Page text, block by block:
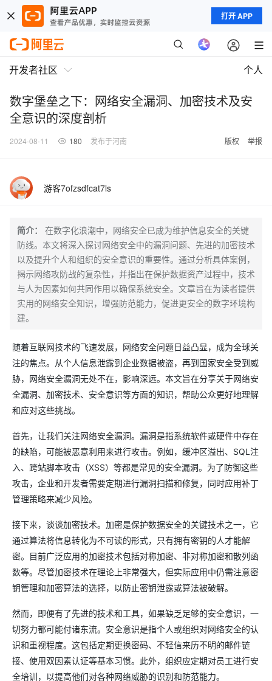
打开 APP
开发者社区 个人
数字堡垒之下：网络安全漏洞、加密技术及安
全意识的深度剖析
2024-08-11 180 发布于河南 版权 举报
游客7ofzsdfcat7ls
简介：
在数字化浪潮中，网络安全已成为维护信息安全的关键
防线。本文将深入探讨网络安全中的漏洞问题、先进的加密技术
以及提升个人和组织的安全意识的重要性。通过分析具体案例，
揭示网络攻防战的复杂性，并指出在保护数据资产过程中，技术
与人为因素如何共同作用以确保系统安全。文章旨在为读者提供
实用的网络安全知识，增强防范能力，促进更安全的数字环境构
建。
随着互联网技术的飞速发展，网络安全问题日益凸显，成为全球关
注的焦点。从个人信息泄露到企业数据被盗，再到国家安全受到威
胁，网络安全漏洞无处不在，影响深远。本文旨在分享关于网络安
全漏洞、加密技术、安全意识等方面的知识，帮助公众更好地理解
和应对这些挑战。
首先，让我们关注网络安全漏洞。漏洞是指系统软件或硬件中存在
的缺陷，可能被恶意利用来进行攻击。例如，缓冲区溢出、SQL注
入、跨站脚本攻击（XSS）等都是常见的安全漏洞。为了防御这些
攻击，企业和开发者需要定期进行漏洞扫描和修复，同时应用补丁
管理策略来减少风险。
接下来，谈谈加密技术。加密是保护数据安全的关键技术之一，它
通过算法将信息转化为不可读的形式，只有拥有密钥的人才能解
密。目前广泛应用的加密技术包括对称加密、非对称加密和散列函
数等。尽管加密技术在理论上非常强大，但实际应用中仍需注意密
钥管理和加密算法的选择，以防止密钥泄露或算法被破解。
然而，即便有了先进的技术和工具，如果缺乏足够的安全意识，一
切努力都可能付诸东流。安全意识是指个人或组织对网络安全的认
识和重视程度。这包括定期更换密码、不轻信来历不明的邮件链
接、使用双因素认证等基本习惯。此外，组织应定期对员工进行安
全培训，以提高他们对各种网络威胁的识别和防范能力。